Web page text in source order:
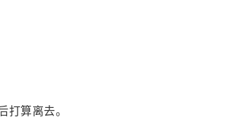
算离去。